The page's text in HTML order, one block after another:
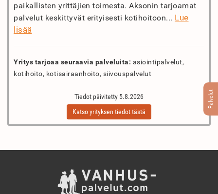
Palvelut
paikallisten yrittäjien toimesta. Aksonin tarjoamat
palvelut keskittyvät erityisesti kotihoitoon... Lue
lisää
Yritys tarjoaa seuraavia palveluita: asiointipalvelut,
kotihoito, kotisairaanhoito, siivouspalvelut
Tiedot päivitetty 5.8.2026
Katso yrityksen tiedot tästä